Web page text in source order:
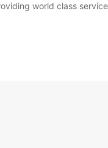
world class